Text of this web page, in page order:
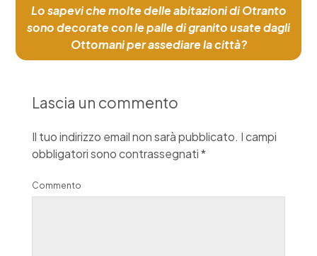
Lo sapevi che molte delle abitazioni di Otranto
sono decorate con le palle di granito usate dagli
Ottomani per assediare la città?
Lascia un commento
Il tuo indirizzo email non sarà pubblicato. I campi
obbligatori sono contrassegnati*
Commento